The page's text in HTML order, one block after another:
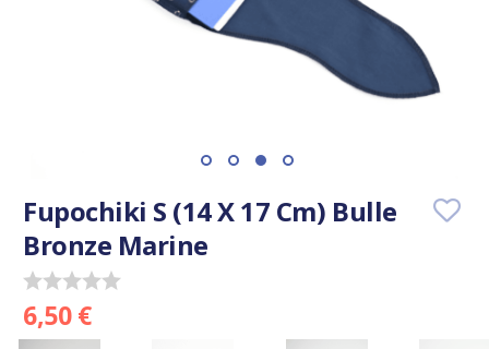
Fupochiki S (14 X 17 Cm) Bulle
Bronze Marine
6,50 €